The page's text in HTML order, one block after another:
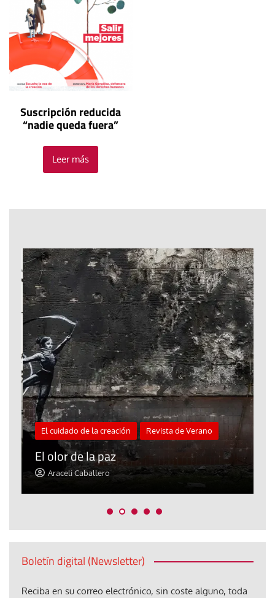
Suscripción reducida
“nadie queda fuera”
Leer más
El cuidado de la creación Revista de Verano
El olor de la paz
Araceli Caballero
Boletín digital (Newsletter)
Reciba en su correo electrónico, sin coste alguno, toda